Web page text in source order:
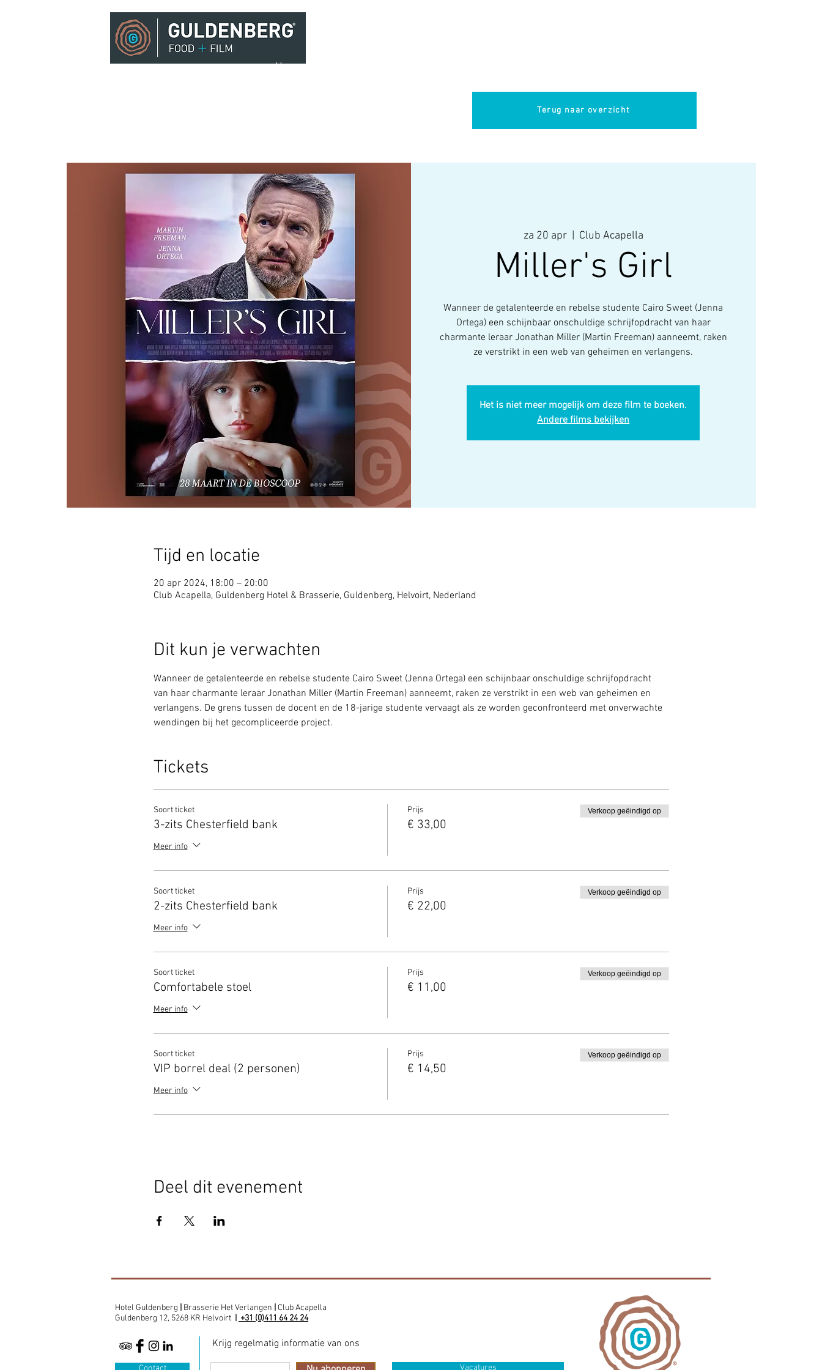
Home
Terug naar overzicht
za 20 apr
  |
Club Acapella
Miller's Girl
Wanneer de getalenteerde en rebelse studente Cairo Sweet (Jenna
Ortega) een schijnbaar onschuldige schrijfopdracht van haar
charmante leraar Jonathan Miller (Martin Freeman) aanneemt, raken
ze verstrikt in een web van geheimen en verlangens.
Het is niet meer mogelijk om deze film te boeken.
Andere films bekijken
Tijd en locatie
20 apr 2024, 18:00 – 20:00
Club Acapella, Guldenberg Hotel & Brasserie, Guldenberg, Helvoirt, Nederland
Dit kun je verwachten
Wanneer de getalenteerde en rebelse studente Cairo Sweet (Jenna Ortega) een schijnbaar onschuldige schrijfopdracht
van haar charmante leraar Jonathan Miller (Martin Freeman) aanneemt, raken ze verstrikt in een web van geheimen en
verlangens. De grens tussen de docent en de 18-jarige studente vervaagt als ze worden geconfronteerd met onverwachte
wendingen bij het gecompliceerde project.
Tickets
Soort ticket
3-zits Chesterfield bank
Meer info
Prijs
€ 33,00
Verkoop geëindigd op
Soort ticket
2-zits Chesterfield bank
Meer info
Prijs
€ 22,00
Verkoop geëindigd op
Soort ticket
Comfortabele stoel
Meer info
Prijs
€ 11,00
Verkoop geëindigd op
Soort ticket
VIP borrel deal (2 personen)
Meer info
Prijs
€ 14,50
Verkoop geëindigd op
Deel dit evenement
Hotel Guldenberg Brasserie Het Verlangen
Club Acapella
Guldenberg 12, 5268 KR Helvoirt
+31 (0)411 64 24 24
Krijg regelmatig informatie van ons
Vacatures